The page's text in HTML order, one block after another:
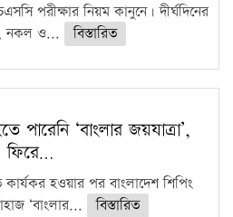
পরীক্ষার নিয়ম কানুনে। দীর্ঘদিনের
নকল ও...
বিস্তারিত
পারেনি ‘বাংলার জয়যাত্রা’,
ফিরে…
কার্যকর হওয়ার পর বাংলাদেশ শিপিং
‘বাংলার...
বিস্তারিত